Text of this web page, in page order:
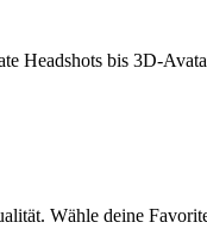
Headshots bis 3D-
Wähle deine